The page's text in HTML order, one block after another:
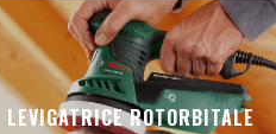
LEVIGATRICE ROTORBITALE